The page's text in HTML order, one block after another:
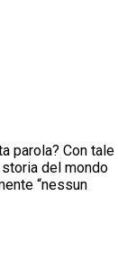
parola? Con tale
del mondo
“nessun